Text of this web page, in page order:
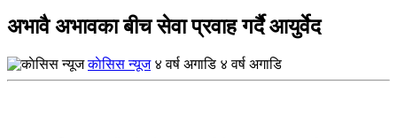
अभावै अभावका बीच सेवा प्रवाह गर्दै आयुर्वेद
काेसिस न्यूज ४ वर्ष अगाडि ४ वर्ष अगाडि